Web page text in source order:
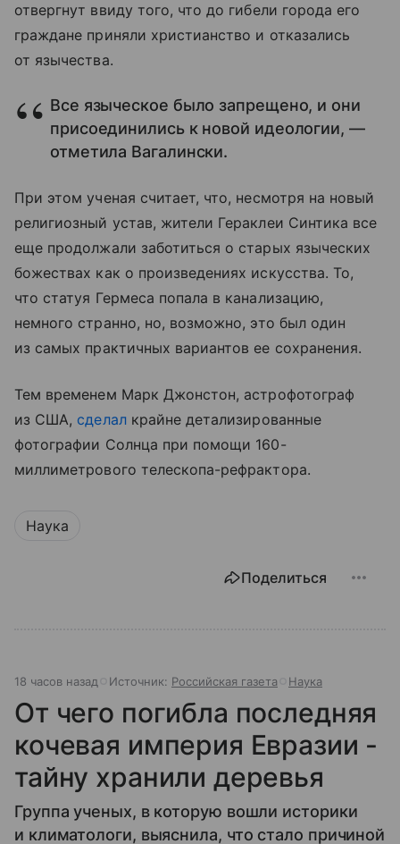
отвергнут ввиду того, что до гибели города его
граждане приняли христианство и отказались
от язычества.
Все языческое было запрещено, и они
присоединились к новой идеологии, —
отметила Вагалински.
При этом ученая считает, что, несмотря на новый
религиозный устав, жители Гераклеи Синтика все
еще продолжали заботиться о старых языческих
божествах как о произведениях искусства. То,
что статуя Гермеса попала в канализацию,
немного странно, но, возможно, это был один
из самых практичных вариантов ее сохранения.
Тем временем Марк Джонстон, астрофотограф
из США, сделалкрайне детализированные
фотографии Солнца при помощи 160-
миллиметрового телескопа-рефрактора.
Наука
Поделиться
18 часов назад Источник: Российская газета Наука
От чего погибла последняя
кочевая империя Евразии -
тайну хранили деревья
Группа ученых, в которую вошли историки
и климатологи, выяснила, что стало причиной